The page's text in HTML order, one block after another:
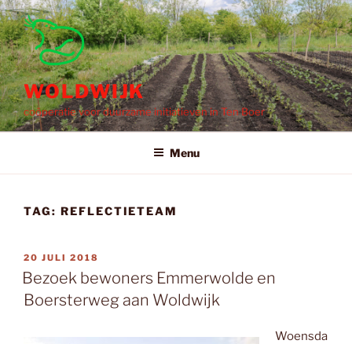
Ga
naar
de
inhoud
WOLDWIJK
coöperatie voor duurzame initiatieven in Ten Boer
Menu
TAG: REFLECTIETEAM
GEPLAATST
OP
20 JULI 2018
Bezoek bewoners Emmerwolde en
Boersterweg aan Woldwijk
Woensda